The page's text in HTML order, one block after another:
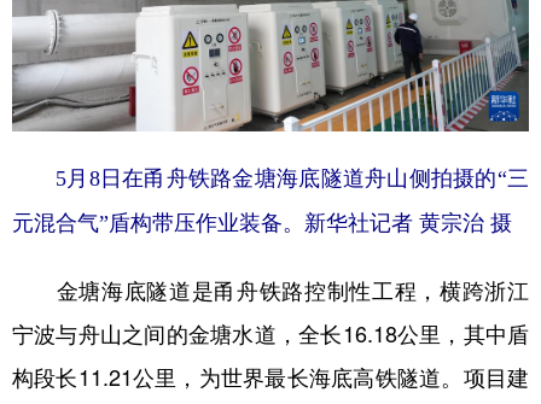
地方频道
北京 天津 河北 山西
浙江 安徽 福建 江西
广东 广西 海南 重庆
四川 贵州 云南 西藏
甘肃 青海 宁夏
5月8日在甬舟铁路金塘海底隧道舟山侧拍摄的“三
元混合气”盾构带压作业装备。 新华社记者 黄宗治 摄
金塘海底隧道是甬舟铁路控制性工程，横跨浙江
宁波与舟山之间的金塘水道，全长16.18公里，其中盾
构段长11.21公里，为世界最长海底高铁隧道。项目建